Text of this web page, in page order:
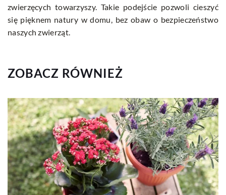
zwierzęcych towarzyszy. Takie podejście pozwoli cieszyć
się pięknem natury w domu, bez obaw o bezpieczeństwo
naszych zwierząt.
ZOBACZ RÓWNIEŻ